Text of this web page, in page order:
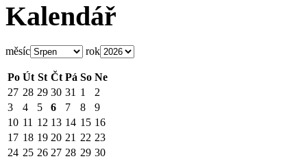
Kalendář
měsíc rok
Po Út St Čt Pá So Ne
27 28 29 30 31 1
2
3
4 5 6 7 8
9
10 11 12 13 14 15 16
17 18 19 20 21 22 23
24 25 26 27 28 29 30